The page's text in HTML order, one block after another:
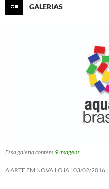
GALERIAS
Essa galeria contém 9 imagens.
A ARTE EM NOVA LOJA 03/02/2016